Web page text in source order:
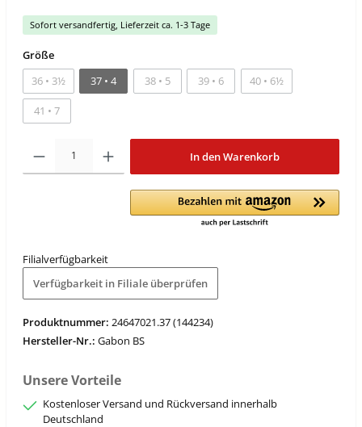
Sofort versandfertig, Lieferzeit ca. 1-3 Tage
Größe
36 • 3½
37 • 4 38 • 5 39 • 6 40 • 6½
41 • 7
In den Warenkorb
Filialverfügbarkeit
Verfügbarkeit in Filiale überprüfen
Produktnummer: 24647021.37 (144234)
Hersteller-Nr.: Gabon BS
Unsere Vorteile
Kostenloser Versand und Rückversand innerhalb
Deutschland